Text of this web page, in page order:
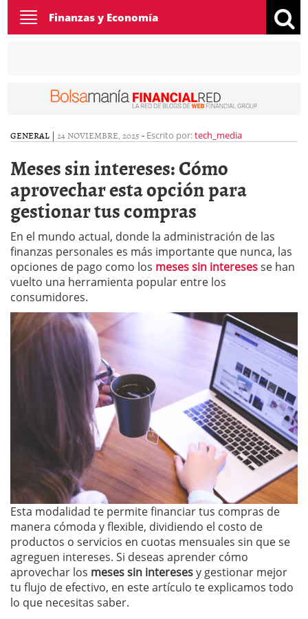
Toggle
navigation
Finanzas y Economía
GENERAL | 24 NOVIEMBRE, 2025 - Escrito por:tech_media
Meses sin intereses: Cómo
aprovechar esta opción para
gestionar tus compras
En el mundo actual, donde la administración de las
finanzas personales es más importante que nunca, las
opciones de pago como los meses sin interesesse han
vuelto una herramienta popular entre los
consumidores.
Esta modalidad te permite financiar tus compras de
manera cómoda y flexible, dividiendo el costo de
productos o servicios en cuotas mensuales sin que se
agreguen intereses. Si deseas aprender cómo
aprovechar los meses sin interesesy gestionar mejor
tu flujo de efectivo, en este artículo te explicamos todo
lo que necesitas saber.